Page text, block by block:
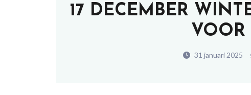
17 DECEMBER
VOOR
31 januari 2025